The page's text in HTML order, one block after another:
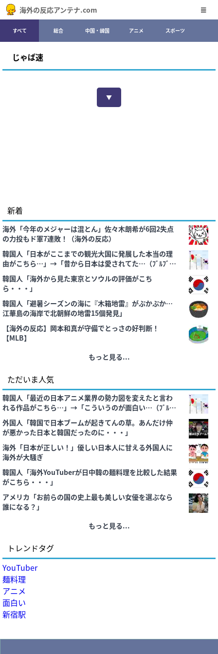
海外の反応アンテナ.com
すべて 総合 中国・韓国 アニメ スポーツ
じゃぱ速
▼
新着
海外「今年のメジャーは混とん」佐々木朗希が6回2失点
の力投もド軍7連敗！（海外の反応）
韓国人「日本がここまでの観光大国に発展した本当の理
由がこちら…」→「昔から日本は愛されてた…（ﾌﾞﾙﾌﾞ
ﾙ」＝韓国の反応
韓国人「海外から見た東京とソウルの評価がこち
ら・・・」
韓国人「避暑シーズンの海に『木箱地雷』がぷかぷか…
江華島の海岸で北朝鮮の地雷15個発見」
【海外の反応】岡本和真が守備でとっさの好判断！
【MLB】
もっと見る...
ただいま人気
韓国人「最近の日本アニメ業界の勢力図を変えたと言わ
れる作品がこちら…」→「こういうのが面白い…（ﾌﾞﾙﾌﾞ
ﾙ」＝韓国の反応
外国人「韓国で日本ブームが起きてんの草。あんだけ仲
が悪かった日本と韓国だったのに・・・」
海外「日本が正しい！」優しい日本人に甘える外国人に
海外が大騒ぎ
韓国人「海外YouTuberが日中韓の麺料理を比較した結果
がこちら・・・」
アメリカ「お前らの国の史上最も美しい女優を選ぶなら
誰になる？」
もっと見る...
トレンドタグ
YouTuber
麺料理
アニメ
面白い
新宿駅